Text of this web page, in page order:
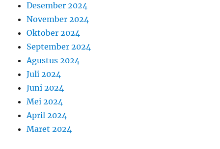
Desember 2024
November 2024
Oktober 2024
September 2024
Agustus 2024
Juli 2024
Juni 2024
Mei 2024
April 2024
Maret 2024